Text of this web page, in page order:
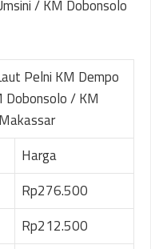
/ KM Dobonsolo
Pelni KM Dempo
Dobonsolo / KM
Harga
Rp276.500
Rp212.500